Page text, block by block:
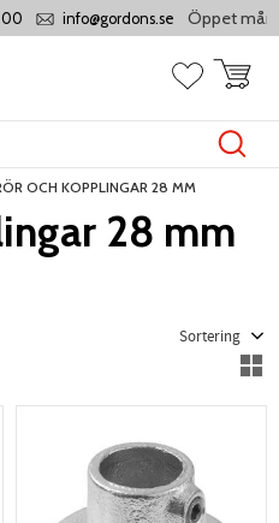
info@gordons.se Öppet måndag
Favoriter
OCH KOPPLINGAR 28 MM
28 mm